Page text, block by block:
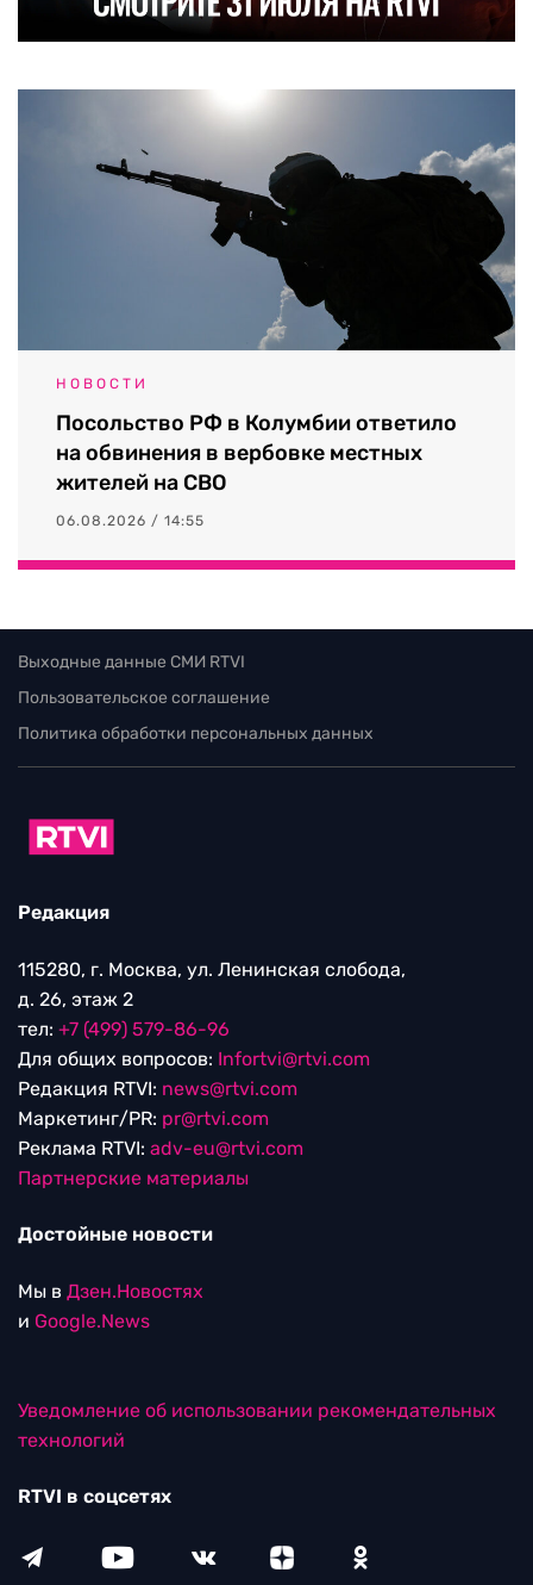
НОВОСТИ
Посольство РФ в Колумбии ответило
на обвинения в вербовке местных
жителей на СВО
06.08.2026 / 14:55
Выходные данные СМИ RTVI
Пользовательское соглашение
Политика обработки персональных данных
Редакция
115280, г. Москва, ул. Ленинская слобода,
д. 26, этаж 2
тел: +7 (499) 579-86-96
Для общих вопросов: Infortvi@rtvi.com
Редакция RTVI: news@rtvi.com
Маркетинг/PR: pr@rtvi.com
Реклама RTVI: adv-eu@rtvi.com
Партнерские материалы
Достойные новости
Мы в Дзен.Новостях
и Google.News
Уведомление об использовании рекомендательных
технологий
RTVI в соцсетях